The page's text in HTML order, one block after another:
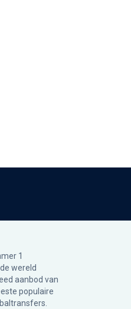
1
wereld
aanbod van
populaire